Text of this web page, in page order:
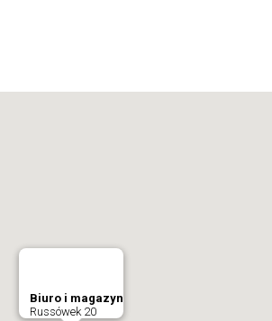
Biuro i magazyn
Russówek 20